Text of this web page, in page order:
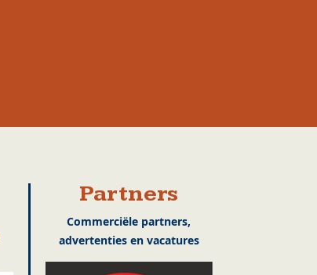
Partners
Commerciële partners,
advertenties en vacatures